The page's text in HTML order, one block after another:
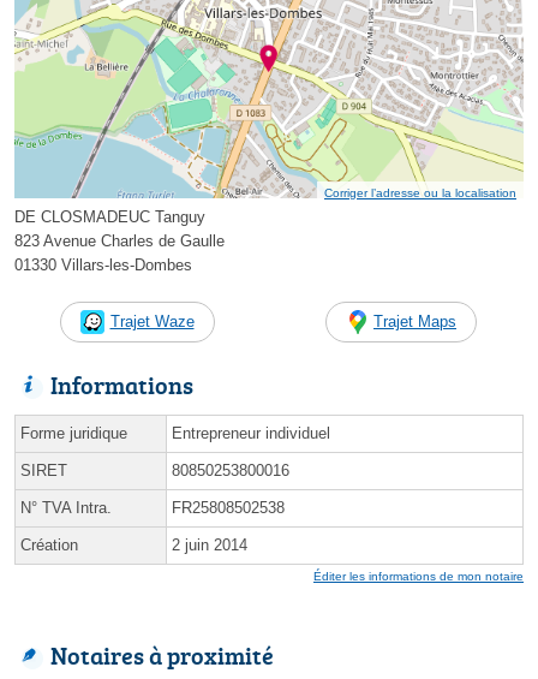
Corriger l’adresse ou la localisation
DE CLOSMADEUC Tanguy
823 Avenue Charles de Gaulle
01330 Villars-les-Dombes
Trajet Waze Trajet Maps
Informations
Forme juridique Entrepreneur individuel
SIRET 80850253800016
N° TVA Intra. FR25808502538
Création 2 juin 2014
Éditer les informations de mon notaire
Notaires à proximité